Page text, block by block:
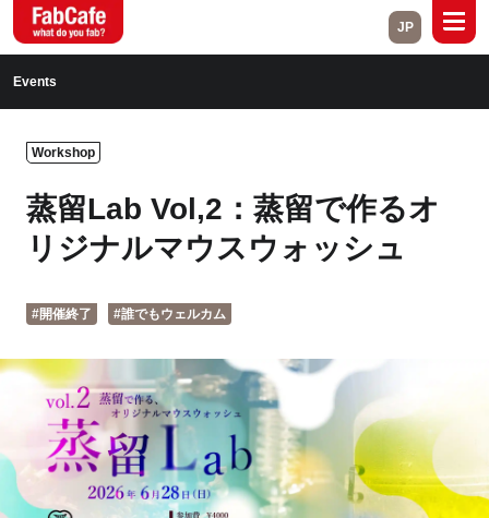
Open Labs Project Cases
Close
Branch List
Tokyo Fuji
JP
Events
Workshop
蒸留Lab Vol,2：蒸留で作るオ
リジナルマウスウォッシュ
#開催終了 #誰でもウェルカム